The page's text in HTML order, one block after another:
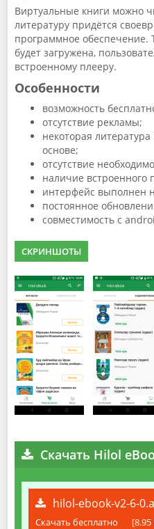
Виртуальные книги можно
литературу придётся
программное обеспечение.
будет загружена,
встроенному плееру.
Особенности
возможность
отсутствие рекламы;
некоторая
основе;
отсутствие
наличие встроенного
интерфейс выполнен
постоянное
совместимость с
СКРИНШОТЫ
Скачать Hilol
hilol-ebook-v2-6-
Скачать бесплатно